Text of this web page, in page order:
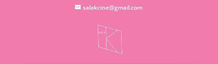
salakcine@gmail.com